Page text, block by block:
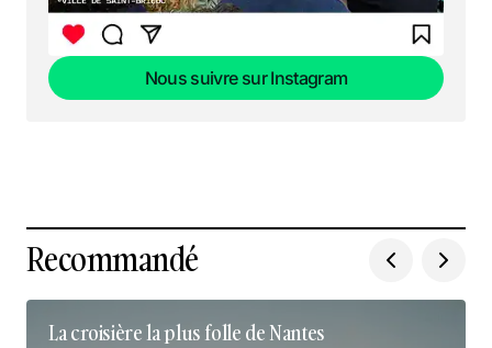
Nous suivre sur Instagram
Recommandé
La croisière la plus folle de Nantes